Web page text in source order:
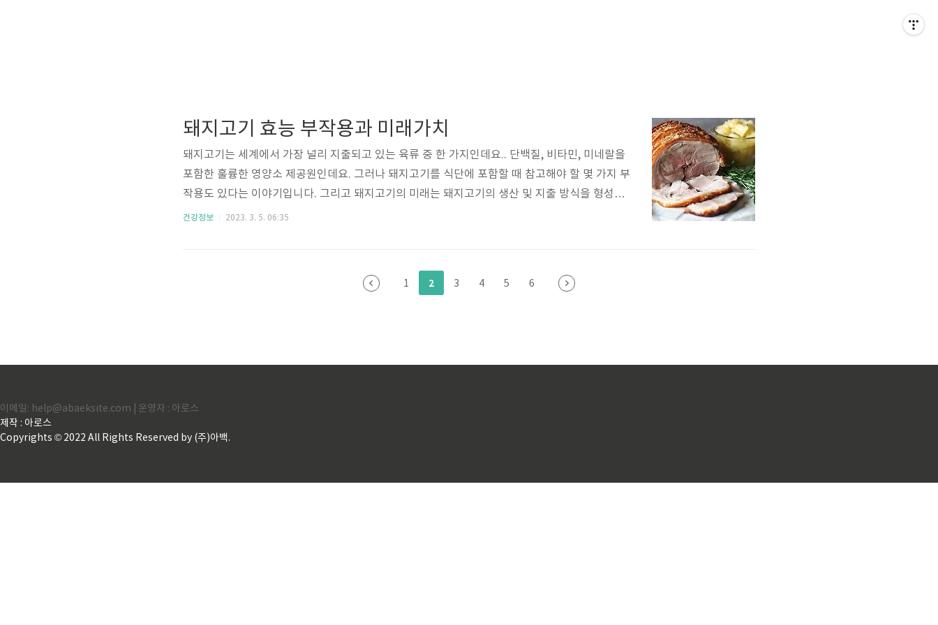
돼지고기 효능 부작용과 미래가치
돼지고기는 세계에서 가장 널리 지출되고 있는 육류 중 한 가지인데요.. 단백질, 비타민, 미네랄을
포함한 훌륭한 영양소 제공원인데요. 그러나 돼지고기를 식단에 포함할 때 참고해야 할 몇 가지 부
작용도 있다는 이야기입니다. 그리고 돼지고기의 미래는 돼지고기의 생산 및 지출 방식을 형성하
는 기술 및 지속 가능성의 발전과 함께 흥미로운 주제인데요. 이번 블로그에선 돼지고기 효능과 돼
대표적으로 아래와 같습니다. 단백질 돼지고기는 몸의 증식과 회복에 필수적인 고품질 단백질의
훌륭한 제공원인데요. 그것은 몸에 필요한 모든 필수 아미..
건강정보 2023. 3. 5. 06:35
1 2 3 4 5 6
이메일: help@abaeksite.com | 운영자 : 아로스
제작 : 아로스
Copyrights © 2022 All Rights Reserved by (주)아백.